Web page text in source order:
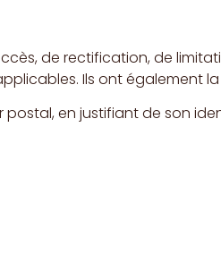
de rectification, de
Ils ont également
postal, en justifiant de son